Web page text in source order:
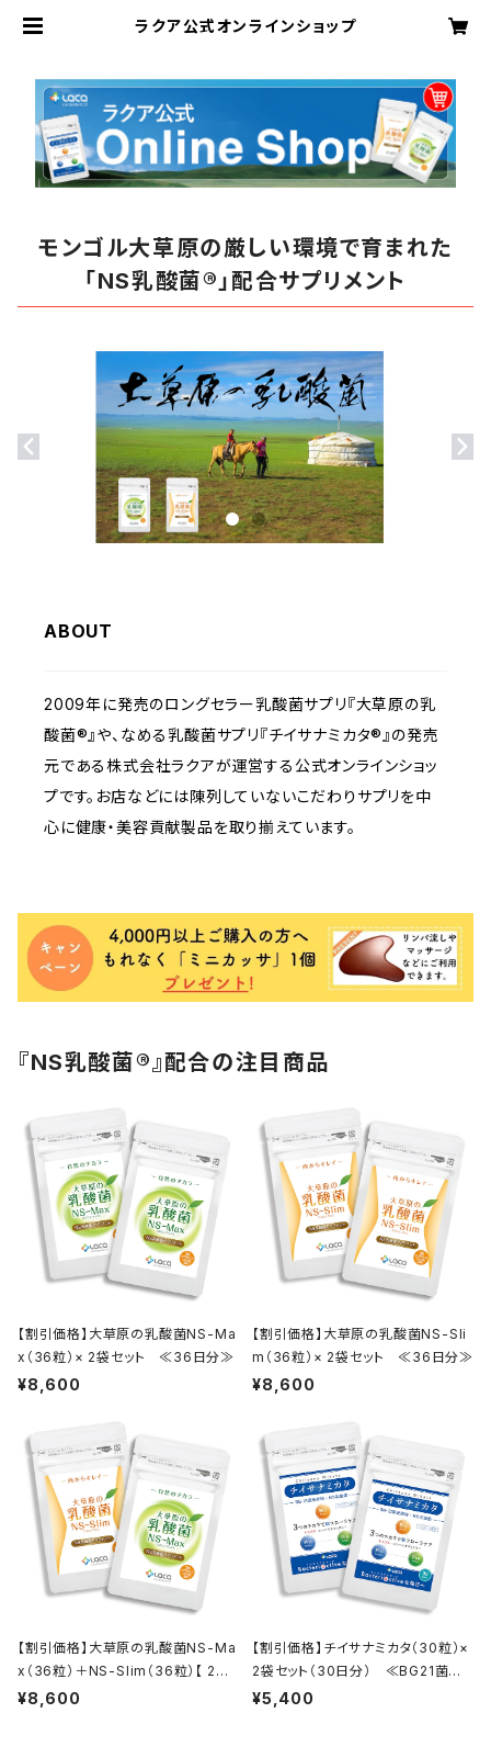
ラクア公式オンラインショップ
モンゴル大草原の厳しい環境で育まれた
「NS乳酸菌®」配合サプリメント
ABOUT
2009年に発売のロングセラー乳酸菌サプリ『大草原の乳
酸菌®』や、なめる乳酸菌サプリ『チイサナミカタ®』の発売
元である株式会社ラクアが運営する公式オンラインショッ
プです。お店などには陳列していないこだわりサプリを中
心に健康・美容貢献製品を取り揃えています。
『NS乳酸菌®』配合の注目商品
【割引価格】大草原の乳酸菌NS-Ma
x（36粒）× 2袋セット ≪36日分≫
¥8,600
【割引価格】大草原の乳酸菌NS-Sli
m（36粒）× 2袋セット ≪36日分≫
¥8,600
【割引価格】大草原の乳酸菌NS-Ma
x（36粒）＋NS-Slim（36粒）【 2袋
セット】≪36日分≫
¥8,600
【割引価格】チイサナミカタ（30粒）×
2袋セット（30日分） ≪BG21菌発
酵物・NS乳酸菌・オリゴ糖・キシリト
¥5,400